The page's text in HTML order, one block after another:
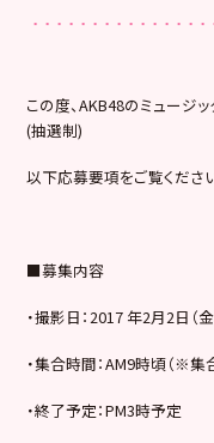
この度、AKB48のミュージ
(抽選制)
以下応募要項をご覧ください
■募集内容
・撮影日：2017 年2月2日（金
・集合時間：AM9時頃（※
・終了予定：PM3時予定